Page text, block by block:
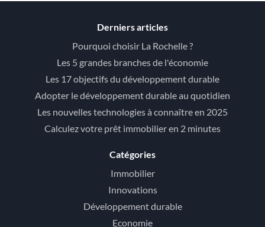
Derniers articles
Pourquoi choisir La Rochelle ?
Les 5 grandes branches de l'économie
Les 17 objectifs du développement durable
Adopter le développement durable au quotidien
Les nouvelles technologies à connaître en 2025
Calculez votre prêt immobilier en 2 minutes
Catégories
Immobilier
Innovations
Développement durable
Economie